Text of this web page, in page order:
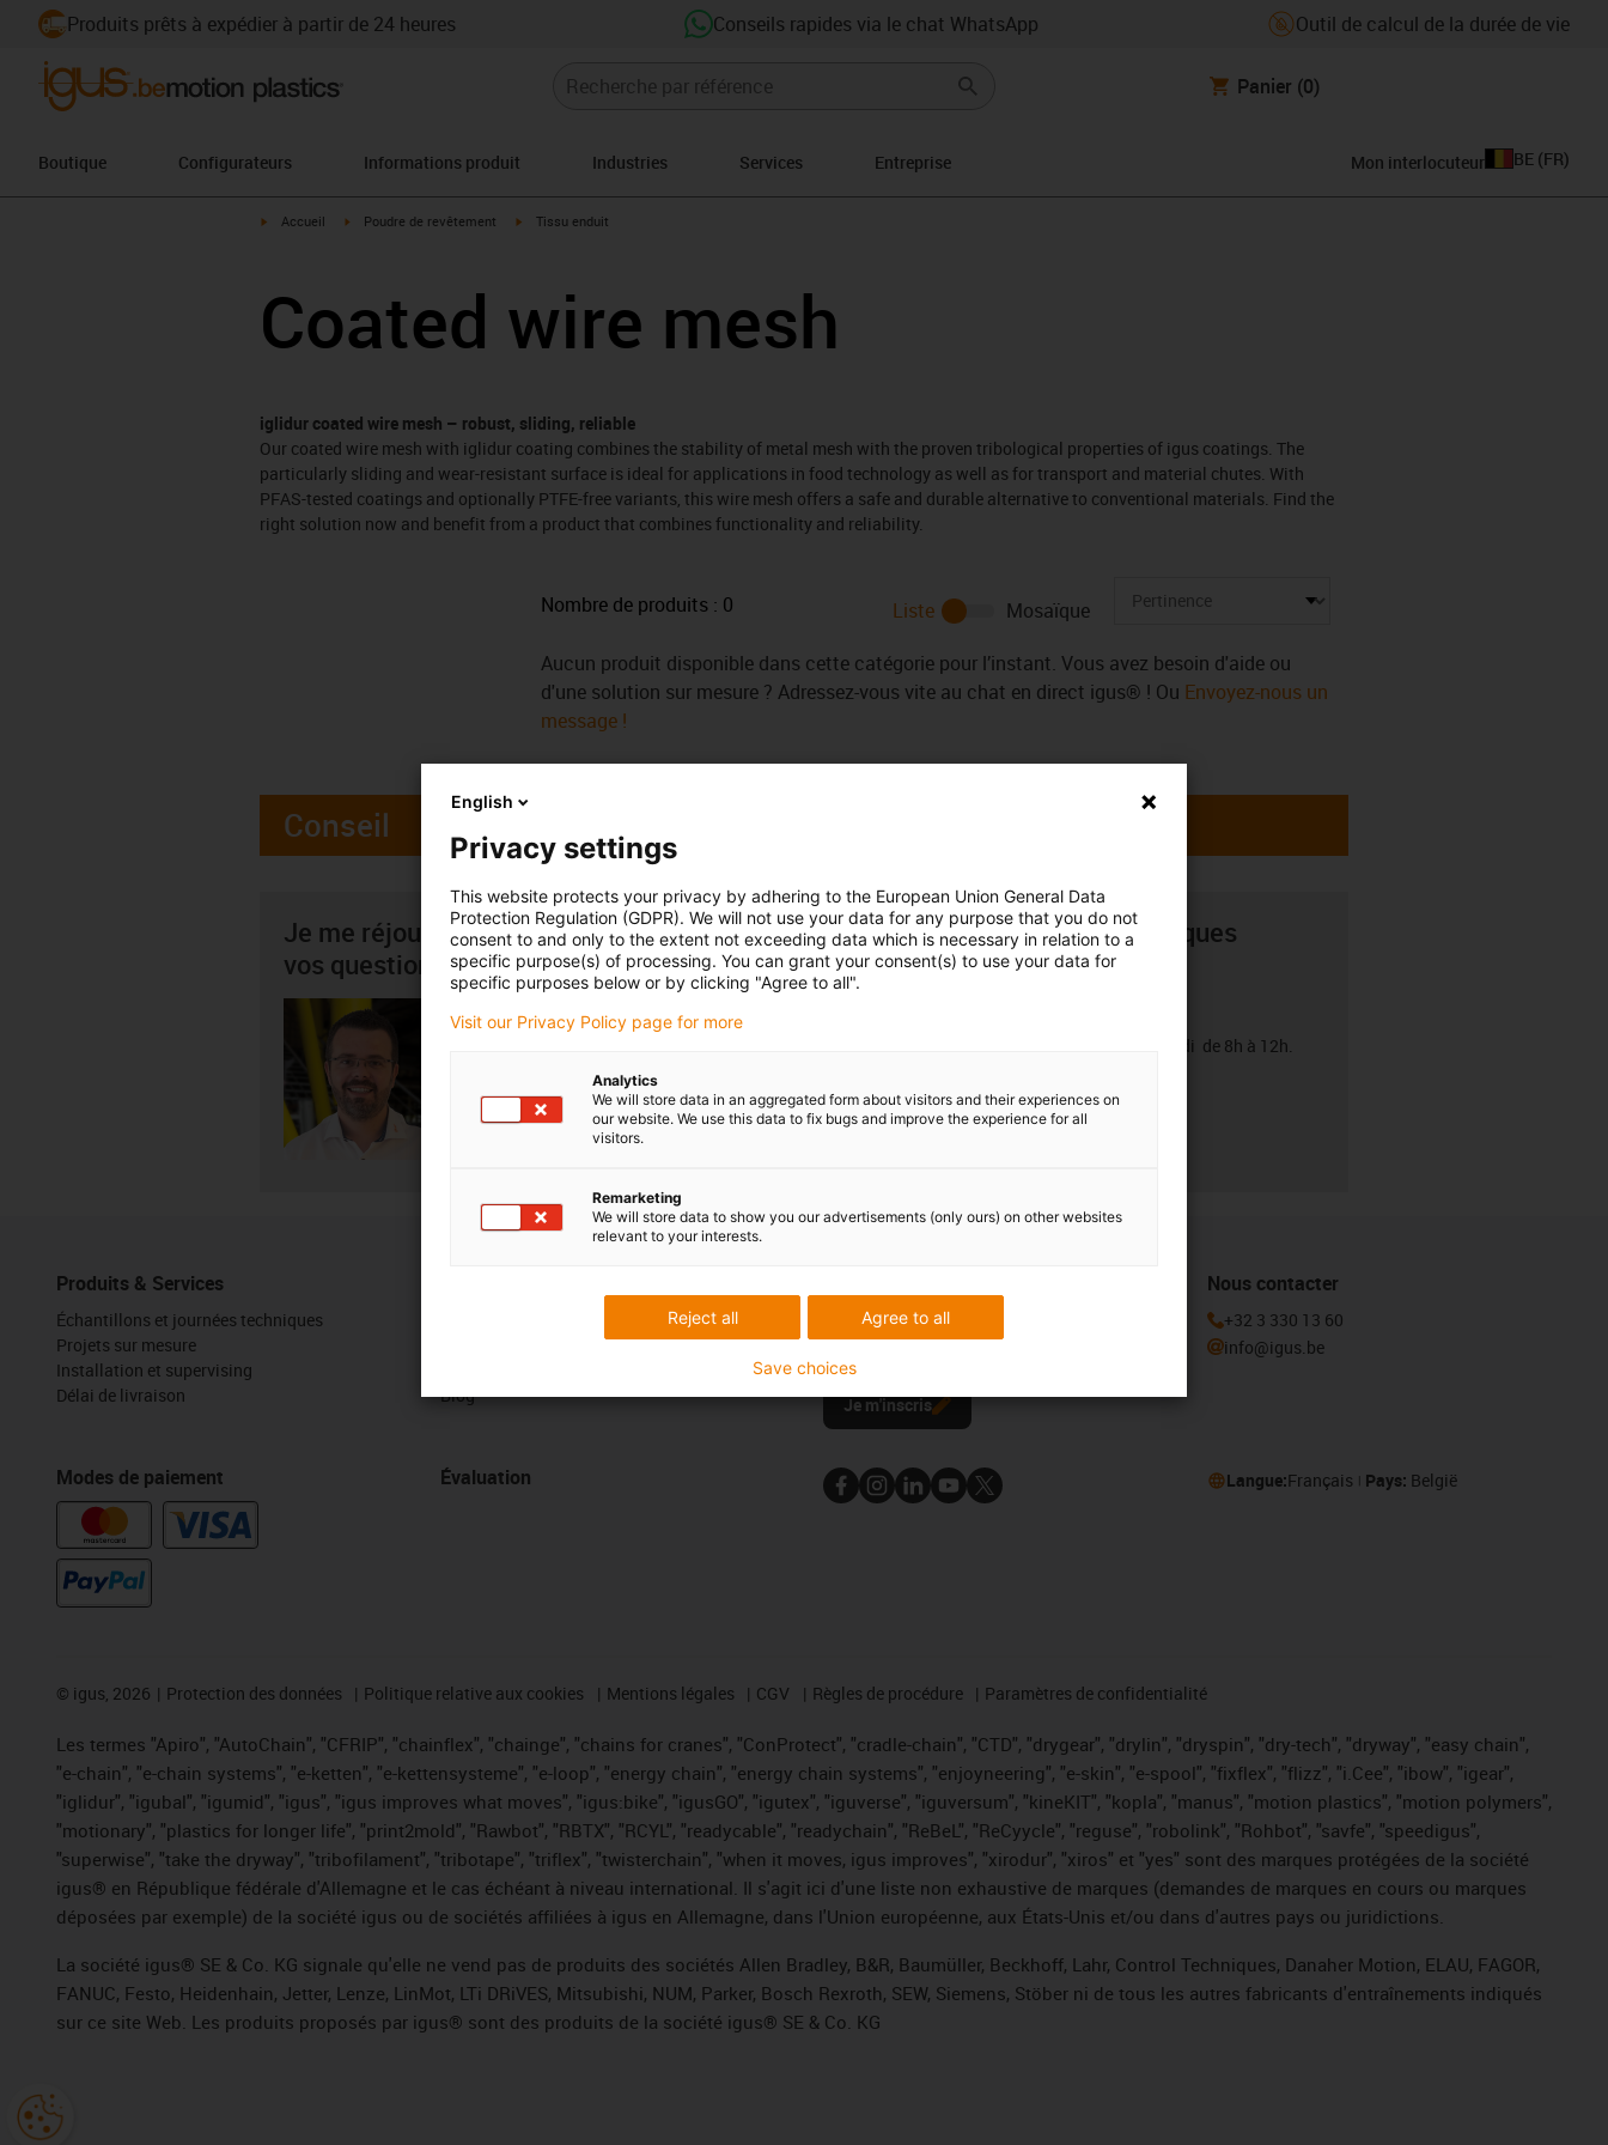
Produits prêts à expédier à partir de 24 heures Conseils rapides via le chat WhatsApp Outil de calcul de la durée de vie
Panier (0)
Boutique Configurateurs Informations produit Industries Services Entreprise Mon interlocuteur BE (FR)
igus-icon-arrow-right
Accueil igus-icon-arrow-right
Poudre de revêtement igus-icon-arrow-right
Tissu enduit
Coated wire mesh
iglidur coated wire mesh – robust, sliding, reliable
Our coated wire mesh with iglidur coating combines the stability of metal mesh with the proven tribological properties of igus coatings. The
particularly sliding and wear-resistant surface is ideal for applications in food technology as well as for transport and material chutes. With
PFAS-tested coatings and optionally PTFE-free variants, this wire mesh offers a safe and durable alternative to conventional materials. Find the
right solution now and benefit from a product that combines functionality and reliability.
Nombre de produits : 0 Liste
Mosaïque
Aucun produit disponible dans cette catégorie pour l’instant. Vous avez besoin d'aide ou
d'une solution sur mesure ? Adressez-vous vite au chat en direct igus® ! Ou Envoyez-nous un
message !
Conseil
Je me réjouis par avance de répondre à
vos questions
Simon Bodart
Envoyer un e-mail
Livraisons et conseils techniques
Par téléphone
Permanence assurée par l'Allemagne le samedi de 8h à 12h.
Chat disponible
Produits & Services
Échantillons et journées techniques
Projets sur mesure
Installation et supervising
Délai de livraison
Modes de paiement
Blog
Évaluation
Restez à la pointe de l'actualité igus en vous
abonnant à la newsletter
Je m'inscris
Nous contacter
+32 3 330 13 60
info@igus.be
Langue:Français Pays: België
© igus, 2026 Protection des données Politique relative aux cookies Mentions légales CGV Règles de procédure Paramètres de confidentialité
Les termes "Apiro", "AutoChain", "CFRIP", "chainflex", "chainge", "chains for cranes", "ConProtect", "cradle-chain", "CTD", "drygear", "drylin", "dryspin", "dry-tech", "dryway", "easy chain",
"e-chain", "e-chain systems", "e-ketten", "e-kettensysteme", "e-loop", "energy chain", "energy chain systems", "enjoyneering", "e-skin", "e-spool", "fixflex", "flizz", "i.Cee", "ibow", "igear",
"iglidur", "igubal", "igumid", "igus", "igus improves what moves", "igus:bike", "igusGO", "igutex", "iguverse", "iguversum", "kineKIT", "kopla", "manus", "motion plastics", "motion polymers",
"motionary", "plastics for longer life", "print2mold", "Rawbot", "RBTX", "RCYL", "readycable", "readychain", "ReBeL", "ReCyycle", "reguse", "robolink", "Rohbot", "savfe", "speedigus",
"superwise", "take the dryway", "tribofilament", "tribotape", "triflex", "twisterchain", "when it moves, igus improves", "xirodur", "xiros" et "yes" sont des marques protégées de la société
igus® en République fédérale d'Allemagne et le cas échéant à niveau international. Il s'agit ici d'une liste non exhaustive de marques (demandes de marques en cours ou marques
déposées par exemple) de la société igus ou de sociétés affiliées à igus en Allemagne, dans l'Union européenne, aux États-Unis et/ou dans d'autres pays ou juridictions.
La société igus® SE & Co. KG signale qu'elle ne vend pas de produits des sociétés Allen Bradley, B&R, Baumüller, Beckhoff, Lahr, Control Techniques, Danaher Motion, ELAU, FAGOR,
FANUC, Festo, Heidenhain, Jetter, Lenze, LinMot, LTi DRiVES, Mitsubishi, NUM, Parker, Bosch Rexroth, SEW, Siemens, Stöber ni de tous les autres fabricants d'entraînements indiqués
sur ce site Web. Les produits proposés par igus® sont des produits de la société igus® SE & Co. KG
English
Privacy settings
This website protects your privacy by adhering to the European Union General Data
Protection Regulation (GDPR). We will not use your data for any purpose that you do not
consent to and only to the extent not exceeding data which is necessary in relation to a
specific purpose(s) of processing. You can grant your consent(s) to use your data for
specific purposes below or by clicking "Agree to all".
Visit our Privacy Policy page for more
Analytics
We will store data in an aggregated form about visitors and their experiences on
our website. We use this data to fix bugs and improve the experience for all
visitors.
Remarketing
We will store data to show you our advertisements (only ours) on other websites
relevant to your interests.
Agree to all
Reject all
Save choices